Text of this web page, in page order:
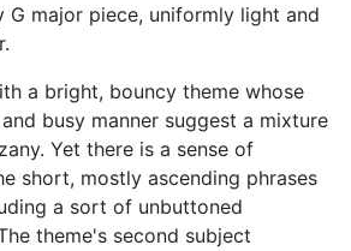
G major piece, uniformly light and
a bright, bouncy theme whose
busy manner suggest a mixture
Yet there is a sense of
short, mostly ascending phrases
a sort of unbuttoned
theme's second subject